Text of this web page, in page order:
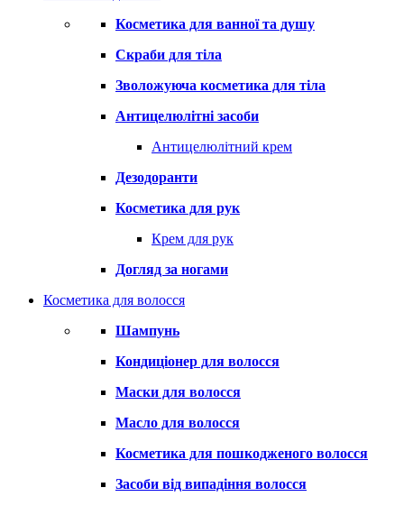
Косметика для ванної та душу
Скраби для тіла
Зволожуюча косметика для тіла
Антицелюлітні засоби
Антицелюлітний крем
Дезодоранти
Косметика для рук
Крем для рук
Догляд за ногами
Косметика для волосся
Шампунь
Кондиціонер для волосся
Маски для волосся
Масло для волосся
Косметика для пошкодженого волосся
Засоби від випадіння волосся